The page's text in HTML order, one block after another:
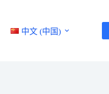
中文 (中国)